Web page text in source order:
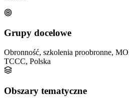
Grupy docelowe
Obronność, szkolenia proobronne,
TCCC, Polska
Obszary tematyczne